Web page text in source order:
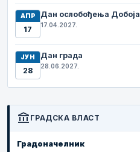
АПР
17
Дан ослобођења Добоја
17.04.2027.
ЈУН
28
Дан града
28.06.2027.
account_balance ГРАДСКА ВЛАСТ
Градоначелник